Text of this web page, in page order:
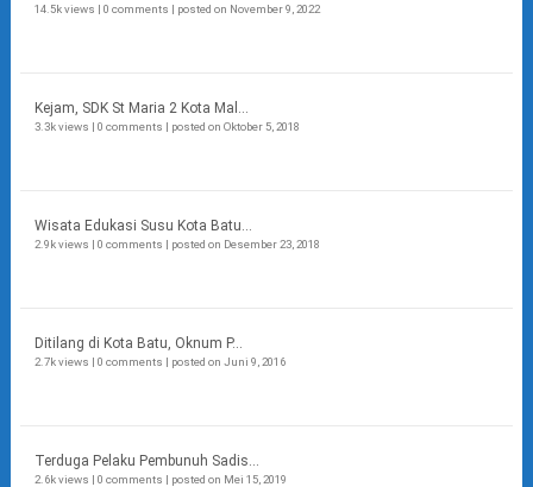
14.5k views | 0 comments | posted on November 9, 2022
Kejam, SDK St Maria 2 Kota Mal...
3.3k views | 0 comments | posted on Oktober 5, 2018
Wisata Edukasi Susu Kota Batu...
2.9k views | 0 comments | posted on Desember 23, 2018
Ditilang di Kota Batu, Oknum P...
2.7k views | 0 comments | posted on Juni 9, 2016
Terduga Pelaku Pembunuh Sadis...
2.6k views | 0 comments | posted on Mei 15, 2019